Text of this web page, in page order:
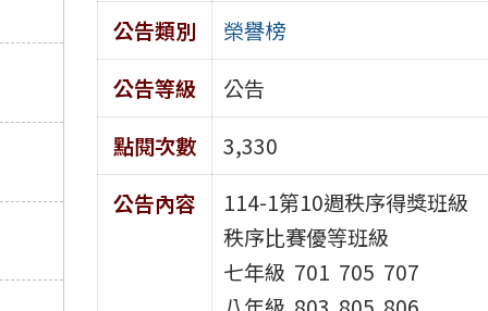
公告類別
榮譽榜
公告等級
公告
點閱次數
3,330
公告內容
114-1第10週秩序得獎班級
秩序比賽優等班級
七年級 701 705 707